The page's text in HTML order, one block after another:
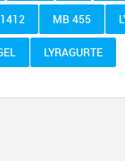
MB 455
LYRAGURTE